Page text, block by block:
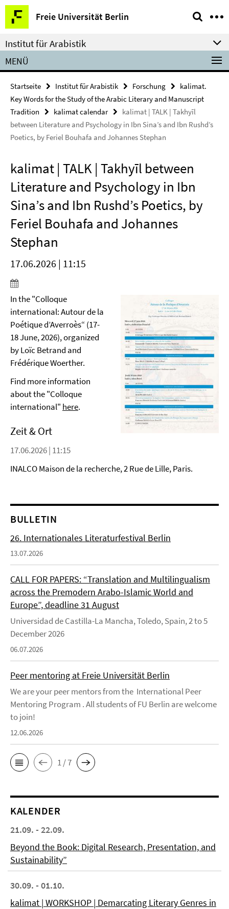
Springe
direkt
zu
Inhalt
Freie Universität Berlin
Service-
Navigation
Institut für Arabistik
MENÜ
Startseite Institut für Arabistik Forschung
kalimat.
Key Words for the Study of the Arabic Literary and Manuscript
Tradition
kalimat calendar
kalimat | TALK | Takhyīl
between Literature and Psychology in Ibn Sina’s and Ibn Rushd’s
Poetics, by Feriel Bouhafa and Johannes Stephan
kalimat | TALK | Takhyīl between
Literature and Psychology in Ibn
Sina’s and Ibn Rushd’s Poetics, by
Feriel Bouhafa and Johannes
Stephan
17.06.2026 | 11:15
In the "Colloque
international: Autour de la
Poétique d’Averroès“ (17-
18 June, 2026), organized
by Loïc Betrand and
Frédérique Woerther.
Find more information
about the "Colloque
international" here.
Zeit & Ort
17.06.2026 | 11:15
INALCO Maison de la recherche, 2 Rue de Lille, Paris.
BULLETIN
26. Internationales Literaturfestival Berlin
13.07.2026
CALL FOR PAPERS: “Translation and Multilingualism
across the Premodern Arabo-Islamic World and
Europe”, deadline 31 August
Universidad de Castilla-La Mancha, Toledo, Spain, 2 to 5
December 2026
06.07.2026
Peer mentoring at Freie Universität Berlin
We are your peer mentors from the International Peer
Mentoring Program . All students of FU Berlin are welcome
to join!
12.06.2026
1 / 7
KALENDER
21.09. - 22.09.
Beyond the Book: Digital Research, Presentation, and
Sustainability”
30.09. - 01.10.
kalimat | WORKSHOP | Demarcating Literary Genres in